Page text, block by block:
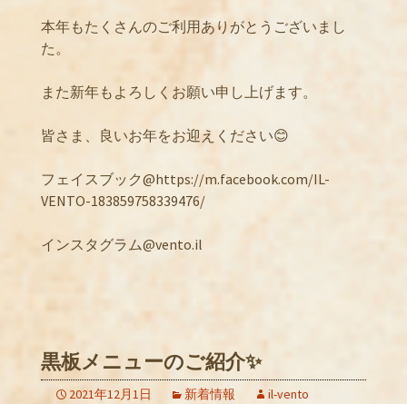
本年もたくさんのご利用ありがとうございまし
た。
また新年もよろしくお願い申し上げます。
皆さま、良いお年をお迎えください😊
フェイスブック@https://m.facebook.com/IL-
VENTO-183859758339476/
インスタグラム@vento.il
黒板メニューのご紹介✨
2021年12月1日 新着情報 il-vento